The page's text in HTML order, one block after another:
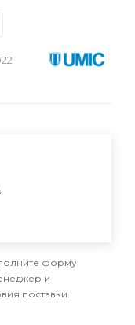
форму
и
поставки.